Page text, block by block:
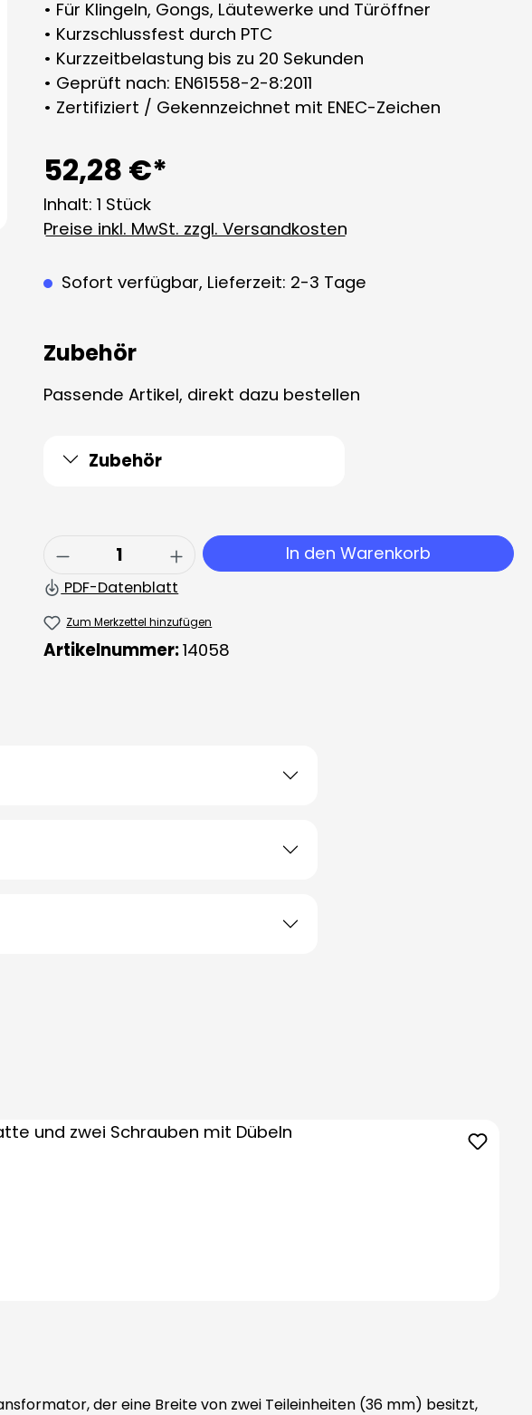
• Für Klingeln, Gongs, Läutewerke und Türöffner
• Kurzschlussfest durch PTC
• Kurzzeitbelastung bis zu 20 Sekunden
• Geprüft nach: EN61558-2-8:2011
• Zertifiziert / Gekennzeichnet mit ENEC-Zeichen
52,28 €*
Inhalt: 1 Stück
Preise inkl. MwSt. zzgl. Versandkosten
Sofort verfügbar, Lieferzeit: 2-3 Tage
Zubehör
Passende Artikel, direkt dazu bestellen
Zubehör
Produkt Anzahl: Gib den gewünschten
In den Warenkorb
PDF-Datenblatt
Zum Merkzettel hinzufügen
Artikelnummer:14058